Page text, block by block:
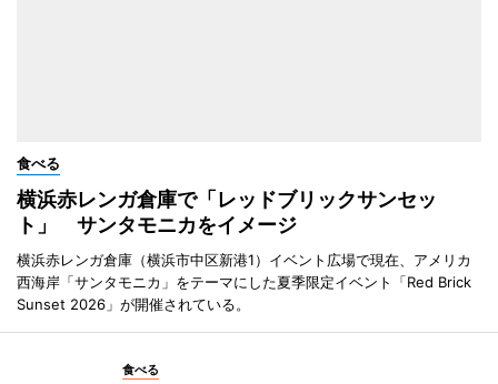
食べる
横浜赤レンガ倉庫で「レッドブリックサンセッ
ト」 サンタモニカをイメージ
横浜赤レンガ倉庫（横浜市中区新港1）イベント広場で現在、アメリカ
西海岸「サンタモニカ」をテーマにした夏季限定イベント「Red Brick
Sunset 2026」が開催されている。
食べる